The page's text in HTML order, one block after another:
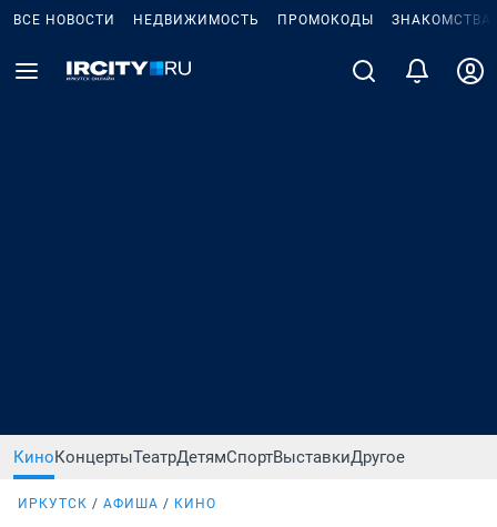
ВСЕ НОВОСТИ НЕДВИЖИМОСТЬ ПРОМОКОДЫ ЗНАКОМСТВА
КиноКонцертыТеатрДетямСпортВыставкиДругое
ИРКУТСК АФИША КИНО